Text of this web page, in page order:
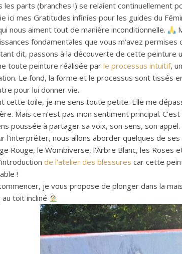
les parts (branches !) se relaient continuellement
ici mes Gratitudes infinies pour les guides du
nous aiment tout de manière inconditionnelle.
fondamentales que vous m’avez permises
dit, passons à la découverte de cette peinture
toute peinture réalisée parle processus intuitif,
Le fond, la forme et le processus sont tissés
pour lui donner vie.
cette toile, je me sens toute petite. Elle me
Mais ce n’est pas mon sentiment principal.
poussée à partager sa voix, son sens, son appel.
l’interpréter, nous allons aborder quelques de
Rouge, le Wombiverse, l’Arbre Blanc, les Roses
de l’atelier des blessures car cette
!
je vous propose de plonger dans la
au toit incliné